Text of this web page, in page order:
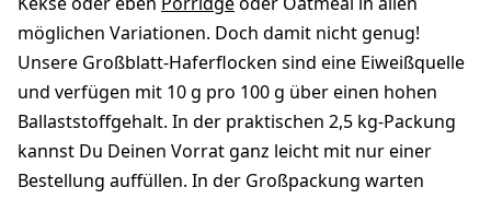
möglichen Variationen. Doch damit nicht genug!
Unsere Großblatt-Haferflocken sind eine Eiweißquelle
und verfügen mit 10 g pro 100 g über einen hohen
Ballaststoffgehalt. In der praktischen 2,5 kg-Packung
kannst Du Deinen Vorrat ganz leicht mit nur einer
Bestellung auffüllen. In der Großpackung warten